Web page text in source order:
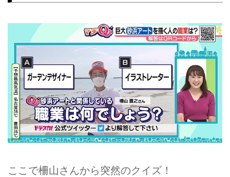
ここで柵山さんから突然のクイズ！